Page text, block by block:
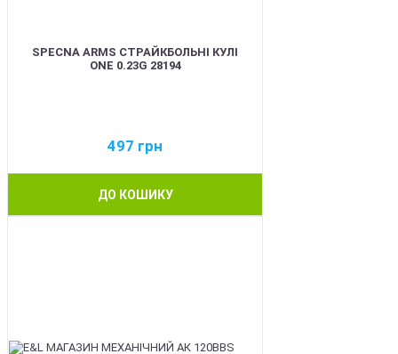
SPECNA ARMS СТРАЙКБОЛЬНІ КУЛІ
ONE 0.23G 28194
497 грн
ДО КОШИКУ